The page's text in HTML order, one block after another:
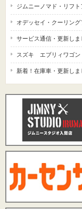
ジムニーノマド・リフ
オデッセイ・クーリン
サービス通信・更新しま
スズキ エブリィワゴン
新着！在庫車・更新しま